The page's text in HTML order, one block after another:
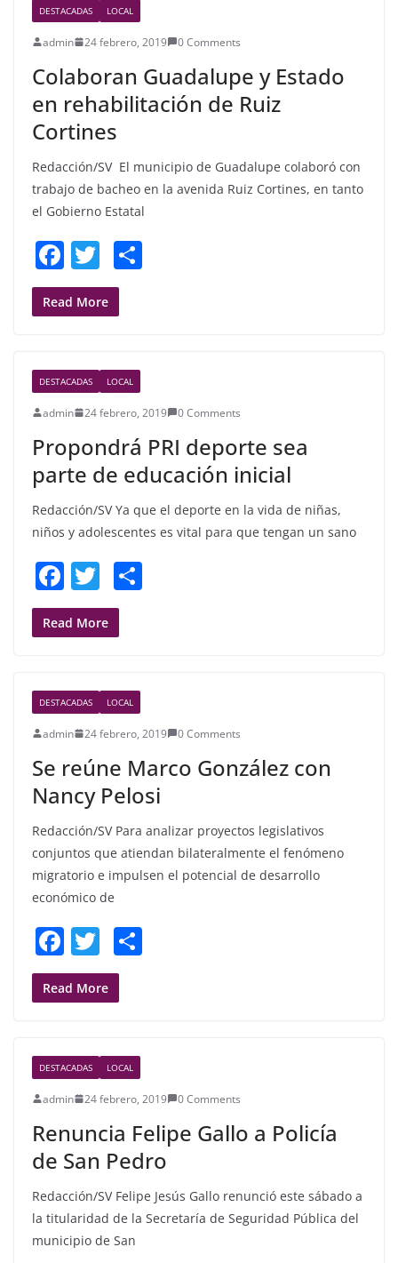
o
o
k
DESTACADAS LOCAL
admin 24 febrero, 2019 0 Comments
Colaboran Guadalupe y Estado
en rehabilitación de Ruiz
Cortines
Redacción/SV El municipio de Guadalupe colaboró con
trabajo de bacheo en la avenida Ruiz Cortines, en tanto
el Gobierno Estatal
F
a
c
b
o
o
k
T
w
itt
Read More
DESTACADAS LOCAL
admin 24 febrero, 2019 0 Comments
Propondrá PRI deporte sea
parte de educación inicial
Redacción/SV Ya que el deporte en la vida de niñas,
niños y adolescentes es vital para que tengan un sano
F
a
c
b
o
o
k
T
w
itt
Read More
DESTACADAS LOCAL
admin 24 febrero, 2019 0 Comments
Se reúne Marco González con
Nancy Pelosi
Redacción/SV Para analizar proyectos legislativos
conjuntos que atiendan bilateralmente el fenómeno
migratorio e impulsen el potencial de desarrollo
económico de
F
a
c
b
o
o
k
T
w
itt
Read More
DESTACADAS LOCAL
admin 24 febrero, 2019 0 Comments
Renuncia Felipe Gallo a Policía
de San Pedro
Redacción/SV Felipe Jesús Gallo renunció este sábado a
la titularidad de la Secretaría de Seguridad Pública del
municipio de San